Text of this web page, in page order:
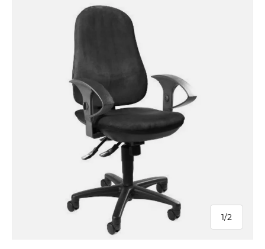
Hop til produktinformation
1/
af
2